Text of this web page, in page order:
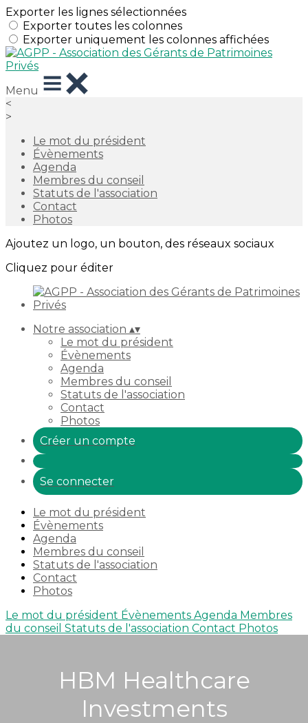
Exporter les lignes sélectionnées
Exporter toutes les colonnes
Exporter uniquement les colonnes affichées
Menu
<
>
Le mot du président
Évènements
Agenda
Membres du conseil
Statuts de l'association
Contact
Photos
Ajoutez un logo, un bouton, des réseaux sociaux
Cliquez pour éditer
Notre association ▴▾
Le mot du président
Évènements
Agenda
Membres du conseil
Statuts de l'association
Contact
Photos
Créer un compte
Se connecter
Le mot du président
Évènements
Agenda
Membres du conseil
Statuts de l'association
Contact
Photos
Le mot du président Évènements Agenda Membres
du conseil Statuts de l'association Contact Photos
HBM Healthcare
Investments